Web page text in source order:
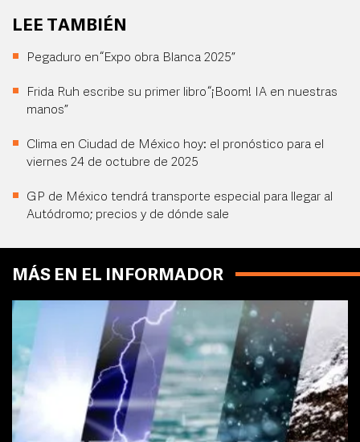
LEE TAMBIÉN
Pegaduro en “Expo obra Blanca 2025”
Frida Ruh escribe su primer libro “¡Boom! IA en nuestras
manos”
Clima en Ciudad de México hoy: el pronóstico para el
viernes 24 de octubre de 2025
GP de México tendrá transporte especial para llegar al
Autódromo; precios y de dónde sale
MÁS EN EL INFORMADOR